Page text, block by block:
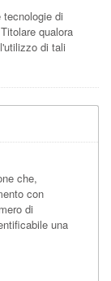
di
qualora
di tali
che,
con
di
una